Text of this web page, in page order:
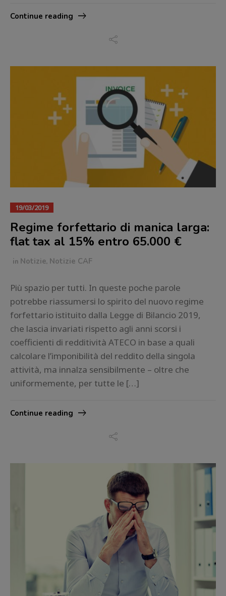
Continue reading
19/03/2019
Regime forfettario di manica larga:
flat tax al 15% entro 65.000 €
in Notizie, Notizie CAF
Più spazio per tutti. In queste poche parole
potrebbe riassumersi lo spirito del nuovo regime
forfettario istituito dalla Legge di Bilancio 2019,
che lascia invariati rispetto agli anni scorsi i
coefficienti di redditività ATECO in base a quali
calcolare l’imponibilità del reddito della singola
attività, ma innalza sensibilmente – oltre che
uniformemente, per tutte le […]
Continue reading